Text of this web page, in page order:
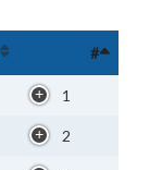
#
1
2